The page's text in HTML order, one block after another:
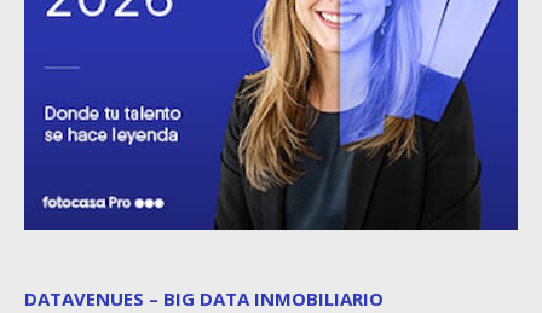
DATAVENUES – BIG DATA INMOBILIARIO